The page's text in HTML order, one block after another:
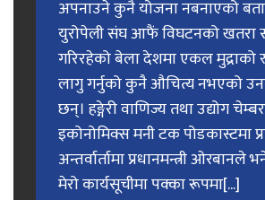
अपनाउने कुनै योजना नबनाएको
युरोपेली संघ आफैं विघटनको खतरा
गरिरहेको बेला देशमा एकल मुद्राको
लागु गर्नुको कुनै औचित्य नभएको
छन्। हङ्गेरी वाणिज्य तथा उद्योग
इकोनोमिक्स मनी टक पोडकास्टमा
अन्तर्वार्तामा प्रधानमन्त्री ओरबानले
मेरो कार्यसूचीमा पक्का रूपमा[...]